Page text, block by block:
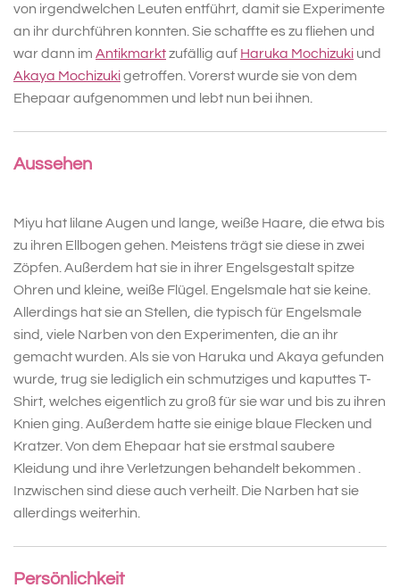
von irgendwelchen Leuten entführt, damit sie Experimente
an ihr durchführen konnten. Sie schaffte es zu fliehen und
war dann im Antikmarktzufällig auf Haruka Mochizuki und
Akaya Mochizukigetroffen. Vorerst wurde sie von dem
Ehepaar aufgenommen und lebt nun bei ihnen.
Aussehen
Miyu hat lilane Augen und lange, weiße Haare, die etwa bis
zu ihren Ellbogen gehen. Meistens trägt sie diese in zwei
Zöpfen. Außerdem hat sie in ihrer Engelsgestalt spitze
Ohren und kleine, weiße Flügel. Engelsmale hat sie keine.
Allerdings hat sie an Stellen, die typisch für Engelsmale
sind, viele Narben von den Experimenten, die an ihr
gemacht wurden. Als sie von Haruka und Akaya gefunden
wurde, trug sie lediglich ein schmutziges und kaputtes T-
Shirt, welches eigentlich zu groß für sie war und bis zu ihren
Knien ging. Außerdem hatte sie einige blaue Flecken und
Kratzer. Von dem Ehepaar hat sie erstmal saubere
Kleidung und ihre Verletzungen behandelt bekommen .
Inzwischen sind diese auch verheilt. Die Narben hat sie
allerdings weiterhin.
Persönlichkeit